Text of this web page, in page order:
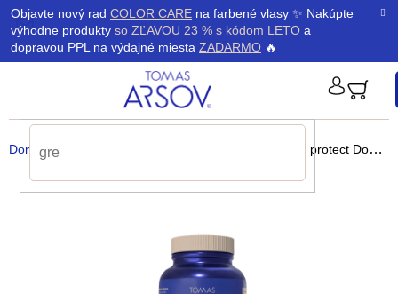
Prejsť
na
obsah
Objavte nový rad COLOR CARE na farbené vlasy ✨ Nakúpte
výhodne produkty so ZĽAVOU 23 % s kódom LETO a
dopravou PPL na výdajné miesta ZADARMO 🔥
Domov / SUN & FREE Radicals protect Doplnok stravy
K
o
k
Späť
Späť